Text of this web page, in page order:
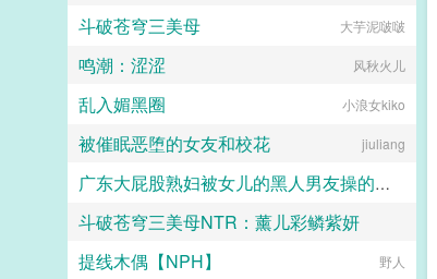
斗破苍穹三美母 大芋泥啵啵
鸣潮：涩涩 风秋火儿
乱入媚黑圈 小浪女kiko
被催眠恶堕的女友和校花 jiuliang
广东大屁股熟妇被女儿的黑人男友操的浑身颤抖淫水喷满床单
斗破苍穹三美母NTR：薰儿彩鳞紫妍
大芋泥啵啵
提线木偶【NPH】 野人